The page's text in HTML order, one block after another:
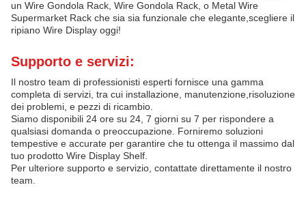
un Wire Gondola Rack, Wire Gondola Rack, o Metal Wire
Supermarket Rack che sia sia funzionale che elegante,scegliere il
ripiano Wire Display oggi!
Supporto e servizi:
Il nostro team di professionisti esperti fornisce una gamma
completa di servizi, tra cui installazione, manutenzione,risoluzione
dei problemi, e pezzi di ricambio.
Siamo disponibili 24 ore su 24, 7 giorni su 7 per rispondere a
qualsiasi domanda o preoccupazione. Forniremo soluzioni
tempestive e accurate per garantire che tu ottenga il massimo dal
tuo prodotto Wire Display Shelf.
Per ulteriore supporto e servizio, contattate direttamente il nostro
team.